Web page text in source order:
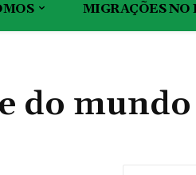
MIGRAÇÕES NO
do mundo